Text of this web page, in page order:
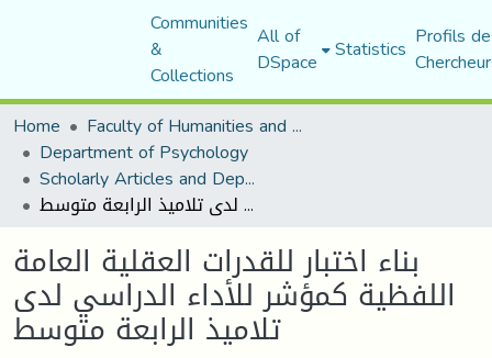
Communities
&
Collections
All of
DSpace Statistics Profils
Home
Faculty of Humanities and Social Sciences
Department of Psychology
Scholarly Articles and Department Publications
بناء اختبار للقدرات العقلية العامة اللفظية كمؤشر للأداء الدراسي لدى تلاميذ الرابعة متوسط
بناء اختبار للقدرات العقلية العامة
اللفظية كمؤشر للأداء الدراسي لدى
تلاميذ الرابعة متوسط